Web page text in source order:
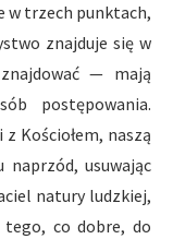
w trzech punktach,
znajduje się w
— mają
postępowania.
Kościołem, naszą
usuwając
natury ludzkiej,
tego, co dobre, do